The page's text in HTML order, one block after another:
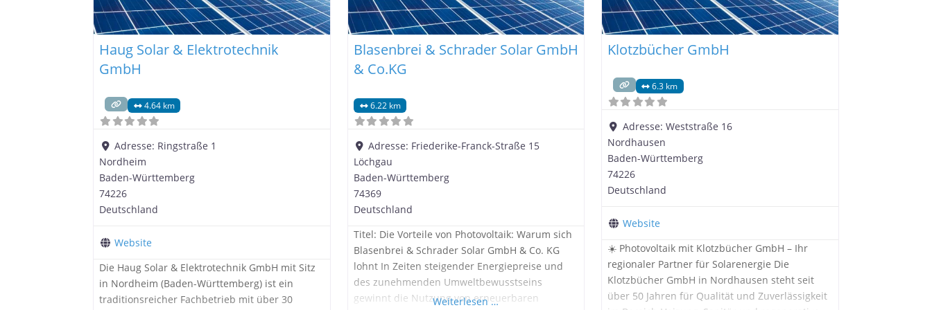
Haug Solar & Elektrotechnik
GmbH
4.64 km
Adresse: Ringstraße 1
Nordheim
Baden-Württemberg
74226
Deutschland
Website
Die Haug Solar & Elektrotechnik GmbH mit Sitz
in Nordheim (Baden-Württemberg) ist ein
traditionsreicher Fachbetrieb mit über 30
Blasenbrei & Schrader Solar GmbH
& Co.KG
6.22 km
Adresse: Friederike-Franck-Straße 15
Löchgau
Baden-Württemberg
74369
Deutschland
Titel: Die Vorteile von Photovoltaik: Warum sich
Blasenbrei & Schrader Solar GmbH & Co. KG
lohnt In Zeiten steigender Energiepreise und
des zunehmenden Umweltbewusstseins
gewinnt die Nutzung von erneuerbaren
Weiterlesen …
Klotzbücher GmbH
6.3 km
Adresse: Weststraße 16
Nordhausen
Baden-Württemberg
74226
Deutschland
Website
☀️ Photovoltaik mit Klotzbücher GmbH – Ihr
regionaler Partner für Solarenergie Die
Klotzbücher GmbH in Nordhausen steht seit
über 50 Jahren für Qualität und Zuverlässigkeit